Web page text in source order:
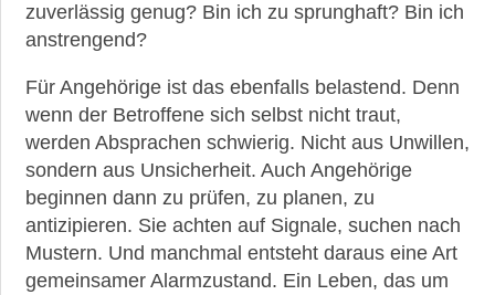
zuverlässig genug? Bin ich zu sprunghaft? Bin ich
anstrengend?
Für Angehörige ist das ebenfalls belastend. Denn
wenn der Betroffene sich selbst nicht traut,
werden Absprachen schwierig. Nicht aus Unwillen,
sondern aus Unsicherheit. Auch Angehörige
beginnen dann zu prüfen, zu planen, zu
antizipieren. Sie achten auf Signale, suchen nach
Mustern. Und manchmal entsteht daraus eine Art
gemeinsamer Alarmzustand. Ein Leben, das um